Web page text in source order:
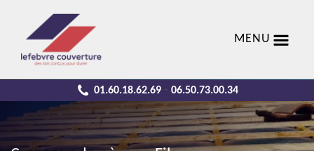
MENU
01.60.18.62.69 - 06.50.73.00.34